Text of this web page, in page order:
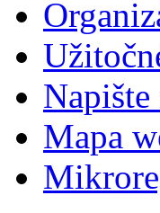
Napište
Mapa